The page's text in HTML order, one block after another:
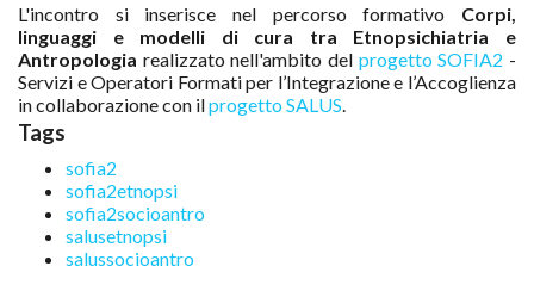
L'incontro si inserisce nel percorso formativo Corpi,
linguaggi e modelli di cura tra Etnopsichiatria e
Antropologia realizzato nell'ambito del progetto SOFIA2 -
Servizi e Operatori Formati per l’Integrazione e l’Accoglienza
in collaborazione con ilprogetto SALUS.
Tags
sofia2
sofia2etnopsi
sofia2socioantro
salusetnopsi
salussocioantro